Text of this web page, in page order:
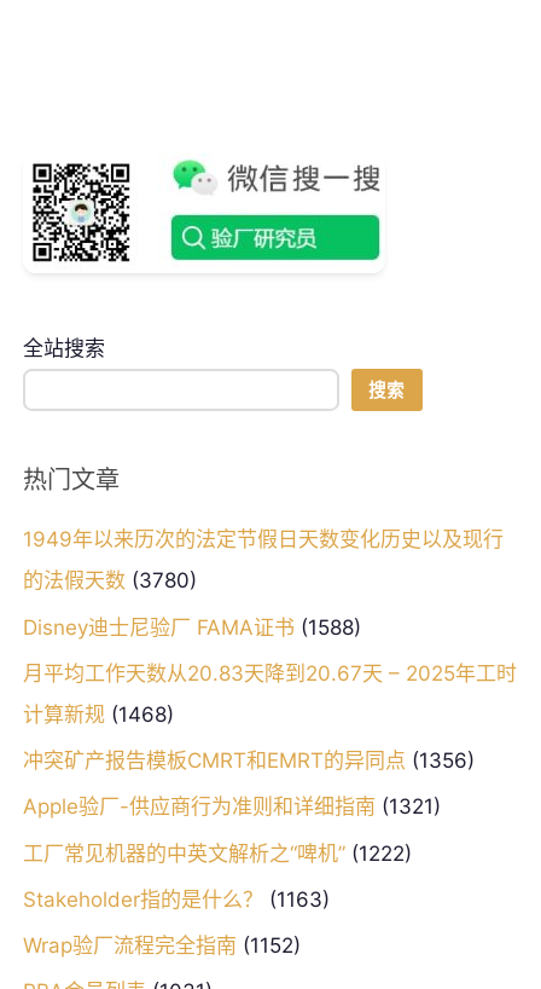
全站搜索
搜索
热门文章
1949年以来历次的法定节假日天数变化历史以及现行
的法假天数 (3780)
Disney迪士尼验厂 FAMA证书 (1588)
月平均工作天数从20.83天降到20.67天 – 2025年工时
计算新规(1468)
冲突矿产报告模板CMRT和EMRT的异同点 (1356)
Apple验厂-供应商行为准则和详细指南 (1321)
工厂常见机器的中英文解析之“啤机”(1222)
Stakeholder指的是什么？
(1163)
Wrap验厂流程完全指南 (1152)